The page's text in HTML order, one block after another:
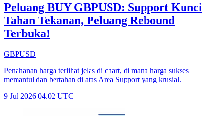
Peluang BUY GBPUSD: Support Kunci
Tahan Tekanan, Peluang Rebound
Terbuka!
GBPUSD
Penahanan harga terlihat jelas di chart, di mana harga sukses
memantul dan bertahan di atas Area Support yang krusial.
9 Jul 2026 04.02 UTC